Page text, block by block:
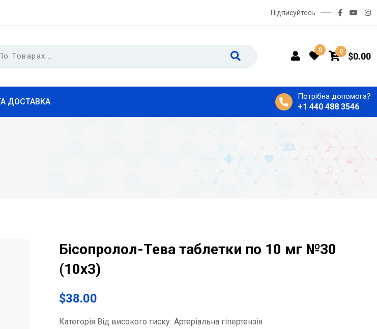
Підписуйтесь
0 0 $0.00
ДОСТАВКА
Потрібна допомога?
+1 440 488 3546
Бісопролол-Тева таблетки по 10 мг №30
(10х3)
$38.00
Категорія Від високого тиску Артеріальна гіпертензія